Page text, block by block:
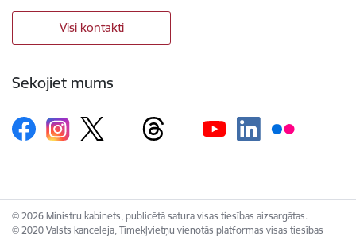
Visi kontakti
Sekojiet mums
© 2026 Ministru kabinets, publicētā satura visas tiesības aizsargātas.
© 2020 Valsts kanceleja, Tīmekļvietņu vienotās platformas visas tiesības